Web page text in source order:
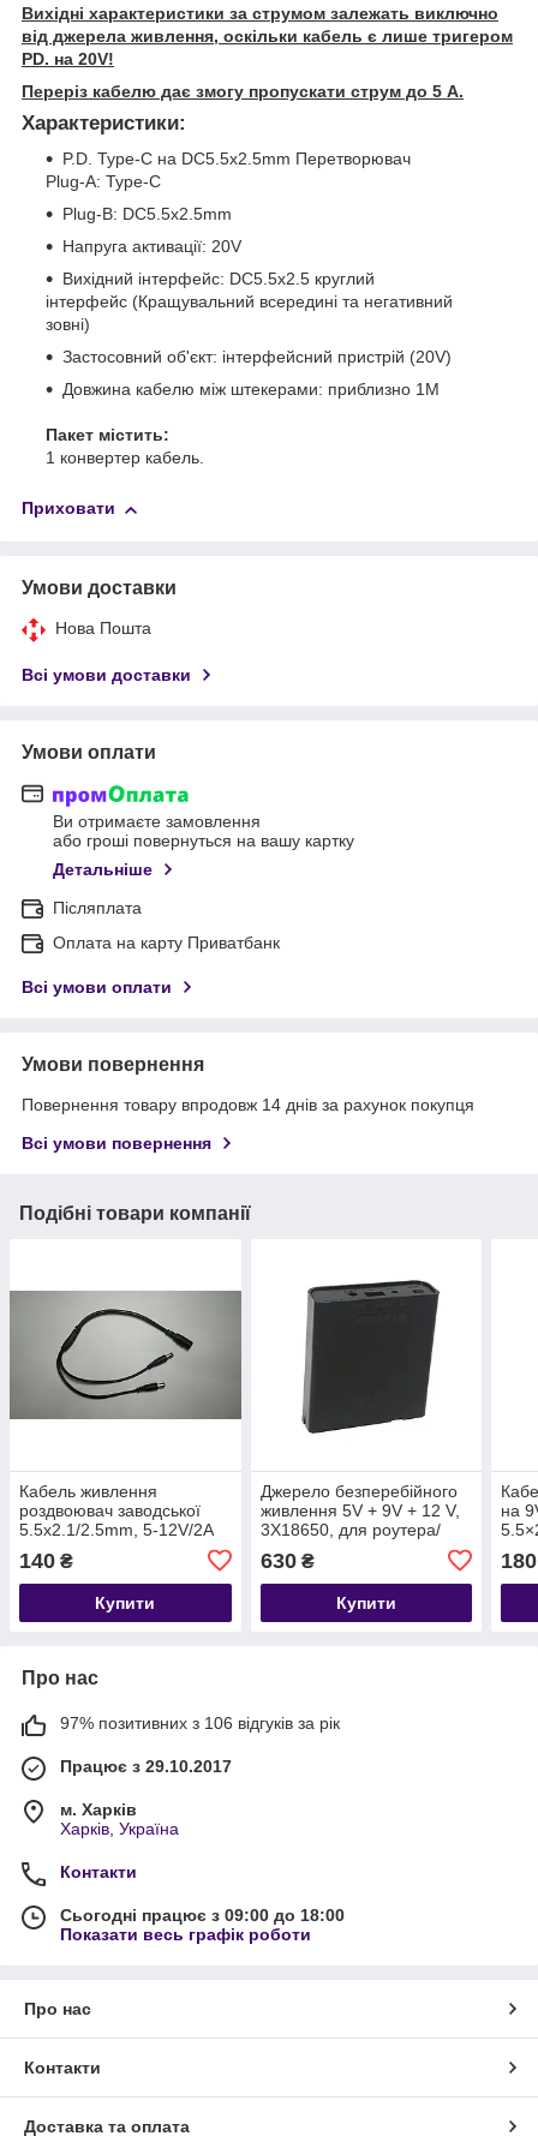
Вихідні характеристики за струмом залежать виключно
від джерела живлення, оскільки кабель є лише тригером
PD. на 20V!
Переріз кабелю дає змогу пропускати струм до 5 А.
Характеристики:
P.D. Type-C на DC5.5x2.5mm Перетворювач
Plug-A: Type-C
Plug-B: DC5.5x2.5mm
Напруга активації: 20V
Вихідний інтерфейс: DC5.5x2.5 круглий
інтерфейс (Кращувальний всередині та негативний
зовні)
Застосовний об'єкт: інтерфейсний пристрій (20V)
Довжина кабелю між штекерами: приблизно 1M
Пакет містить:
1 конвертер кабель.
Приховати
Умови доставки
Нова Пошта
Всі умови доставки
Умови оплати
Ви отримаєте замовлення
або гроші повернуться на вашу картку
Детальніше
Післяплата
Оплата на карту Приватбанк
Всі умови оплати
Умови повернення
Повернення товару впродовж 14 днів за рахунок покупця
Всі умови повернення
Подібні товари компанії
Кабель живлення
роздвоювач заводської
5.5x2.1/2.5mm, 5-12V/2A
модема, 30 см
140 ₴
Купити
Джерело безперебійного
живлення 5V + 9V + 12 V,
3X18650, для роутера/
терміналу / модему (без
АКБ)
630₴
Купити
на
180
Про нас
97% позитивних з 106 відгуків за рік
Працює з 29.10.2017
м. Харків
Харків, Україна
Контакти
Сьогодні працює з 09:00 до 18:00
Показати весь графік роботи
Про нас
Контакти
Доставка та оплата